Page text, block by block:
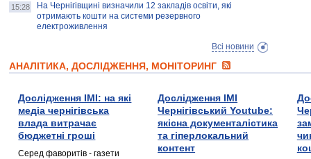
15:28
На Чернігівщині визначили 12 закладів освіти, які
отримають кошти на системи резервного
електроживлення
Всі новини
АНАЛІТИКА, ДОСЛІДЖЕННЯ, МОНІТОРИНГ
Дослідження ІМІ: на які
медіа чернігівська
влада витрачає
бюджетні гроші
Серед фаворитів - газети
Дослідження ІМІ
Чернігівський Youtube:
якісна документалістика
та гіперлокальний
контент